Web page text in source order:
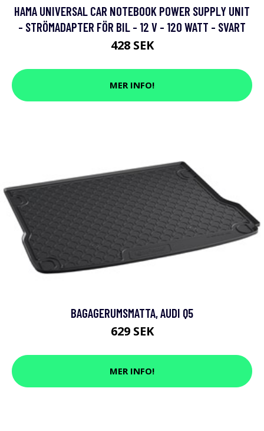
HAMA UNIVERSAL CAR NOTEBOOK POWER SUPPLY UNIT
- STRÖMADAPTER FÖR BIL - 12 V - 120 WATT - SVART
428 SEK
MER INFO!
BAGAGERUMSMATTA, AUDI Q5
629 SEK
MER INFO!